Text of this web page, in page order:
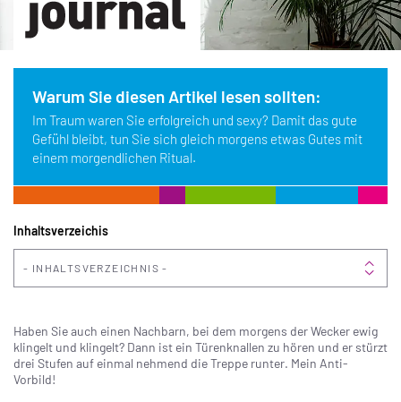
Warum Sie diesen Artikel lesen sollten:
Im Traum waren Sie erfolgreich und sexy? Damit das gute
Gefühl bleibt, tun Sie sich gleich morgens etwas Gutes mit
einem morgendlichen Ritual.
Inhaltsverzeichis
INHALTSVERZEICHNIS
Haben Sie auch einen Nachbarn, bei dem morgens der Wecker ewig
klingelt und klingelt? Dann ist ein Türenknallen zu hören und er stürzt
drei Stufen auf einmal nehmend die Treppe runter. Mein Anti-
Vorbild!